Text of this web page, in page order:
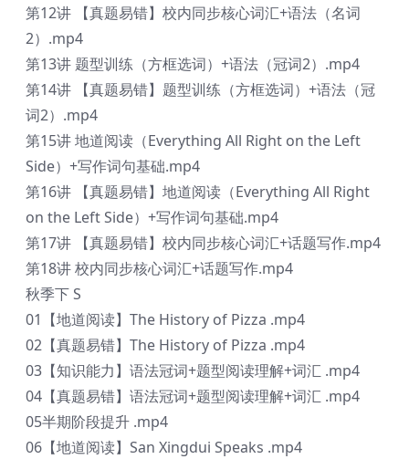
第12讲 【真题易错】校内同步核心词汇+语法（名词
2）.mp4
第13讲 题型训练（方框选词）+语法（冠词2）.mp4
第14讲 【真题易错】题型训练（方框选词）+语法（冠
词2）.mp4
第15讲 地道阅读（Everything All Right on the Left
Side）+写作词句基础.mp4
第16讲 【真题易错】地道阅读（Everything All Right
on the Left Side）+写作词句基础.mp4
第17讲 【真题易错】校内同步核心词汇+话题写作.mp4
第18讲 校内同步核心词汇+话题写作.mp4
秋季下 S
01【地道阅读】The History of Pizza .mp4
02【真题易错】The History of Pizza .mp4
03【知识能力】语法冠词+题型阅读理解+词汇 .mp4
04【真题易错】语法冠词+题型阅读理解+词汇 .mp4
05半期阶段提升 .mp4
06【地道阅读】San Xingdui Speaks .mp4